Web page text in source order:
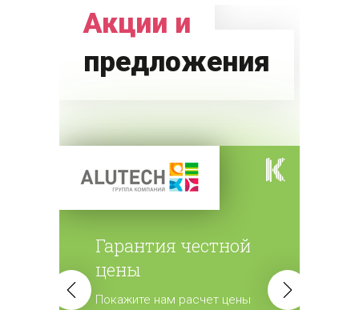
Акции и
предложения
Гарантия честной
цены
Покажите нам расчет цены